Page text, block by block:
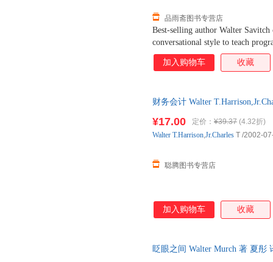
Best-selling author Walter
conversational style to teach
techniques with Java. This
programming and important
Provides a concise,accessible
to their preferred order.
品雨斋图书专营店
加入购物车 收藏
财务会计 Walter
¥17.00 定价： ¥39.37 (4.32折)
聪腾图书专营店
Walter T.Harrison,Jr.Charles T /2002-
加入购物车 收藏
眨眼之间 Walter Murch 著 夏彤